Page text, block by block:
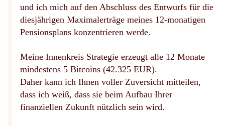
und ich mich auf den Abschluss des Entwurfs für die
diesjährigen Maximalerträge meines 12-monatigen
Pensionsplans konzentrieren werde.
Meine Innenkreis Strategie erzeugt alle 12 Monate
mindestens 5 Bitcoins (42.325 EUR).
Daher kann ich Ihnen voller Zuversicht mitteilen,
dass ich weiß, dass sie beim Aufbau Ihrer
finanziellen Zukunft nützlich sein wird.